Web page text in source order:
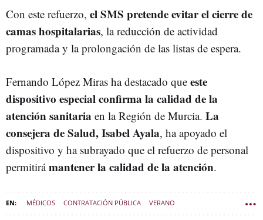
Con este refuerzo, el SMS pretende evitar el cierre de
camas hospitalarias, la reducción de actividad
programada y la prolongación de las listas de espera.
Fernando López Miras ha destacado que este
dispositivo especial confirma la calidad de la
atención sanitaria en la Región de Murcia. La
consejera de Salud, Isabel Ayala, ha apoyado el
dispositivo y ha subrayado que el refuerzo de personal
permitirámantener la calidad de la atención.
MÉDICOS CONTRATACIÓN PÚBLICA VERANO